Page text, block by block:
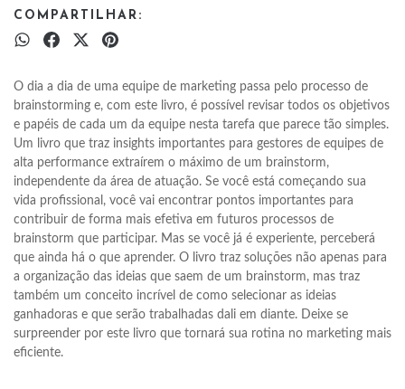
COMPARTILHAR:
O dia a dia de uma equipe de marketing passa pelo processo de
brainstorming e, com este livro, é possível revisar todos os objetivos
e papéis de cada um da equipe nesta tarefa que parece tão simples.
Um livro que traz insights importantes para gestores de equipes de
alta performance extraírem o máximo de um brainstorm,
independente da área de atuação. Se você está começando sua
vida profissional, você vai encontrar pontos importantes para
contribuir de forma mais efetiva em futuros processos de
brainstorm que participar. Mas se você já é experiente, perceberá
que ainda há o que aprender. O livro traz soluções não apenas para
a organização das ideias que saem de um brainstorm, mas traz
também um conceito incrível de como selecionar as ideias
ganhadoras e que serão trabalhadas dali em diante. Deixe se
surpreender por este livro que tornará sua rotina no marketing mais
eficiente.